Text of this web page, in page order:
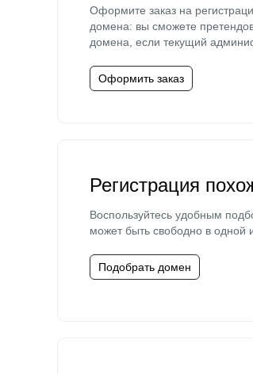
Оформите заказ на
домена: вы сможете
домена, если текущий
Оформить заказ
Регистрация
Воспользуйтесь удобным
может быть свободно в одной
Подобрать домен